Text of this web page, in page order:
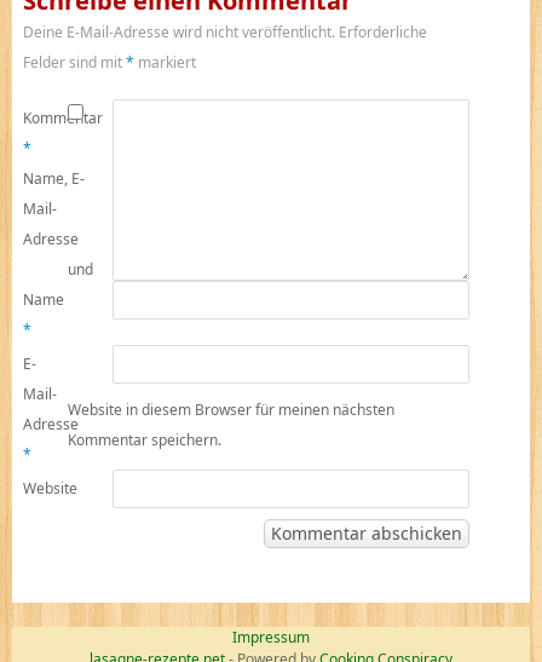
Deine E-Mail-Adresse wird nicht veröffentlicht. Erforderliche
Felder sind mit* markiert
Kommentar
*
Name
*
E-
Mail-
Adresse
*
Website
Name, E-
Mail-
Adresse
und
Website in diesem Browser für meinen nächsten
Kommentar speichern.
Impressum